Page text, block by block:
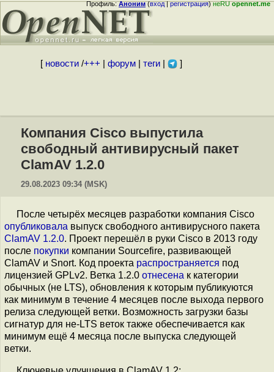
Профиль:Аноним(вход|регистрация)неRUopennet.me
[ новости/+++ форум| теги| ]
Компания Cisco выпустила
свободный антивирусный пакет
ClamAV 1.2.0
29.08.2023 09:34 (MSK)
После четырёх месяцев разработки компания Cisco
опубликовала выпуск свободного антивирусного пакета
ClamAV 1.2.0. Проект перешёл в руки Cisco в 2013 году
после покупки компании Sourcefire, развивающей
ClamAV и Snort. Код проекта распространяется под
лицензией GPLv2. Ветка 1.2.0 отнесена к категории
обычных (не LTS), обновления к которым публикуются
как минимум в течение 4 месяцев после выхода первого
релиза следующей ветки. Возможность загрузки базы
сигнатур для не-LTS веток также обеспечивается как
минимум ещё 4 месяца после выпуска следующей
ветки.